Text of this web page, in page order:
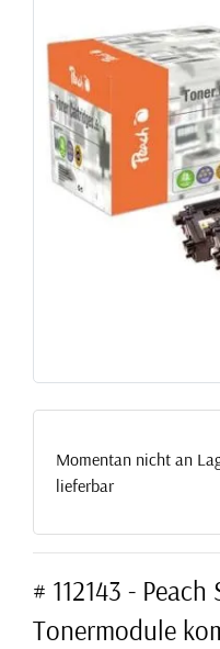
Momentan nicht an
lieferbar
# 112143 -
Tonermodule